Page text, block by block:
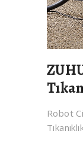
Robot